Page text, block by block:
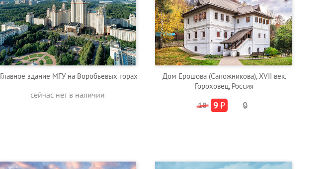
Главное здание МГУ на Воробьевых горах
сейчас нет в наличии
Дом Ерошова (Сапожникова), XVII век.
Гороховец, Россия
18 9₽ 🔒